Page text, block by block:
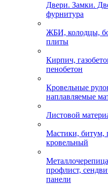
Двери. Замки.
фурнитура
ЖБИ, колодцы,
плиты
Кирпич,
пенобетон
Кровельные
наплавляемые
Листовой
Мастики, битум,
кровельный
профлист,
панели